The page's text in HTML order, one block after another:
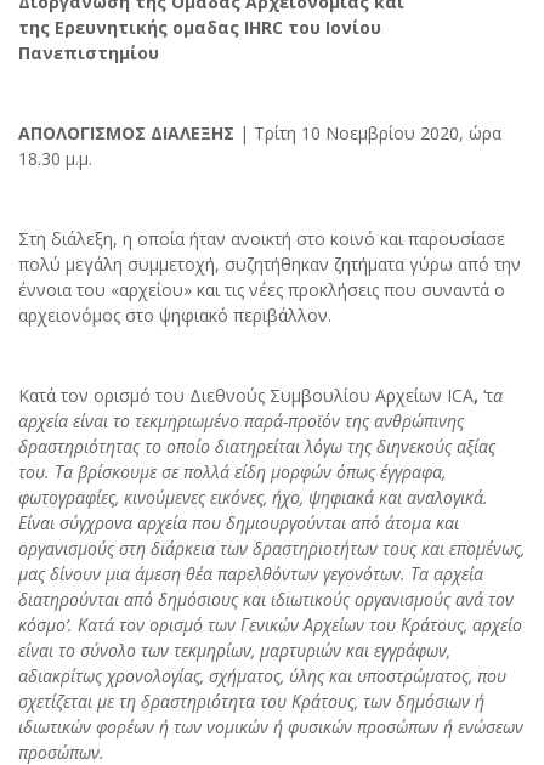
της Ερευνητικής ομαδας IHRC του Ιονίου
Πανεπιστημίου
ΑΠΟΛΟΓΙΣΜΟΣ ΔΙΑΛΕΞΗΣ | Τρίτη 10 Νοεμβρίου 2020, ώρα
18.30 μ.μ.
Στη διάλεξη, η οποία ήταν ανοικτή στο κοινό και παρουσίασε
πολύ μεγάλη συμμετοχή, συζητήθηκαν ζητήματα γύρω από την
έννοια του «αρχείου» και τις νέες προκλήσεις που συναντά ο
αρχειονόμος στο ψηφιακό περιβάλλον.
Κατά τον ορισμό του Διεθνούς Συμβουλίου Αρχείων ICA, ‘τα
αρχεία είναι το τεκμηριωμένο παρά-προϊόν της ανθρώπινης
δραστηριότητας το οποίο διατηρείται λόγω της διηνεκούς αξίας
του. Τα βρίσκουμε σε πολλά είδη μορφών όπως έγγραφα,
φωτογραφίες, κινούμενες εικόνες, ήχο, ψηφιακά και αναλογικά.
Είναι σύγχρονα αρχεία που δημιουργούνται από άτομα και
οργανισμούς στη διάρκεια των δραστηριοτήτων τους και επομένως,
μας δίνουν μια άμεση θέα παρελθόντων γεγονότων. Τα αρχεία
διατηρούνται από δημόσιους και ιδιωτικούς οργανισμούς ανά τον
κόσμο’. Κατά τον ορισμό των Γενικών Αρχείων του Κράτους, αρχείο
είναι το σύνολο των τεκμηρίων, μαρτυριών και εγγράφων,
αδιακρίτως χρονολογίας, σχήματος, ύλης και υποστρώματος, που
σχετίζεται με τη δραστηριότητα του Κράτους, των δημόσιων ή
ιδιωτικών φορέων ή των νομικών ή φυσικών προσώπων ή ενώσεων
προσώπων.